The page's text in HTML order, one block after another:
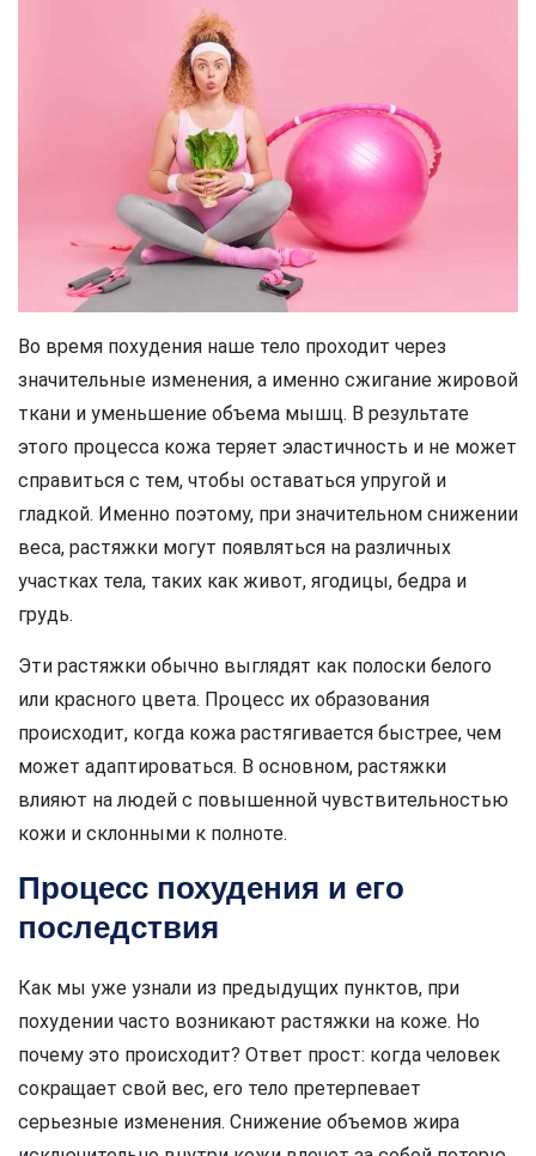
Во время похудения наше тело проходит через
значительные изменения, а именно сжигание жировой
ткани и уменьшение объема мышц. В результате
этого процесса кожа теряет эластичность и не может
справиться с тем, чтобы оставаться упругой и
гладкой. Именно поэтому, при значительном снижении
веса, растяжки могут появляться на различных
участках тела, таких как живот, ягодицы, бедра и
грудь.
Эти растяжки обычно выглядят как полоски белого
или красного цвета. Процесс их образования
происходит, когда кожа растягивается быстрее, чем
может адаптироваться. В основном, растяжки
влияют на людей с повышенной чувствительностью
кожи и склонными к полноте.
Процесс похудения и его
последствия
Как мы уже узнали из предыдущих пунктов, при
похудении часто возникают растяжки на коже. Но
почему это происходит? Ответ прост: когда человек
сокращает свой вес, его тело претерпевает
серьезные изменения. Снижение объемов жира